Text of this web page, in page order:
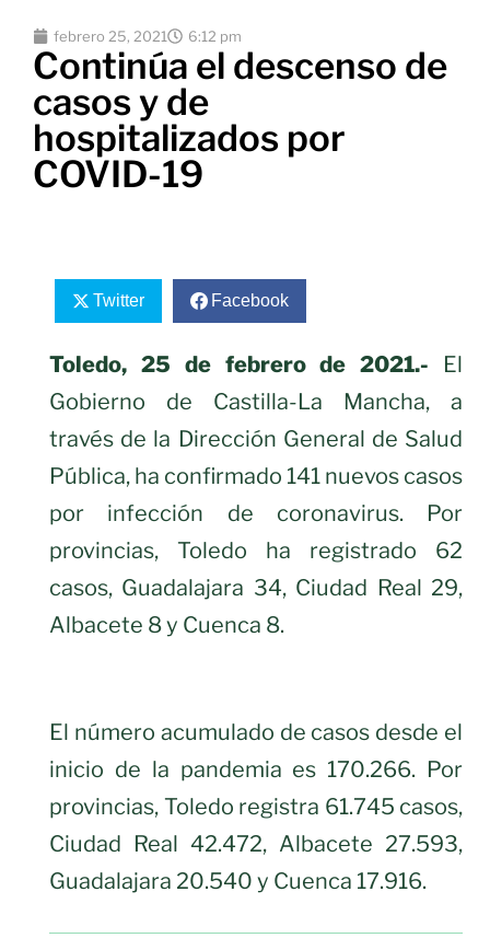
febrero 25, 2021 6:12 pm
Continúa el descenso de
casos y de
hospitalizados por
COVID-19
Twitter Facebook
Toledo, 25 de febrero de 2021.- El
Gobierno de Castilla-La Mancha, a
través de la Dirección General de Salud
Pública, ha confirmado 141 nuevos casos
por infección de coronavirus. Por
provincias, Toledo ha registrado 62
casos, Guadalajara 34, Ciudad Real 29,
Albacete 8 y Cuenca 8.
El número acumulado de casos desde el
inicio de la pandemia es 170.266. Por
provincias, Toledo registra 61.745 casos,
Ciudad Real 42.472, Albacete 27.593,
Guadalajara 20.540 y Cuenca 17.916.